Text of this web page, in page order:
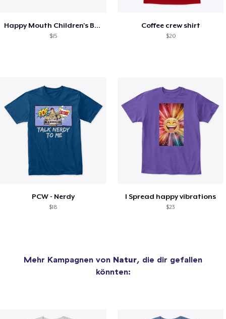
Happy Mouth Children's Book
$15
Coffee crew shirt
$20
PCW - Nerdy
$18
I Spread happy vibrations
$23
Mehr Kampagnen von Natur, die dir gefallen
könnten: